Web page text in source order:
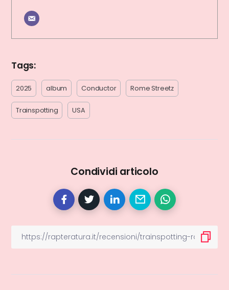
Tags:
2025 album Conductor Rome Streetz
Trainspotting USA
Condividi articolo